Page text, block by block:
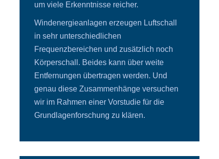
um viele Erkenntnisse reicher.
Windenergieanlagen erzeugen Luftschall
in sehr unterschiedlichen
Frequenzbereichen und zusätzlich noch
Körperschall. Beides kann über weite
Entfernungen übertragen werden. Und
genau diese Zusammenhänge versuchen
wir im Rahmen einer Vorstudie für die
Grundlagenforschung zu klären.